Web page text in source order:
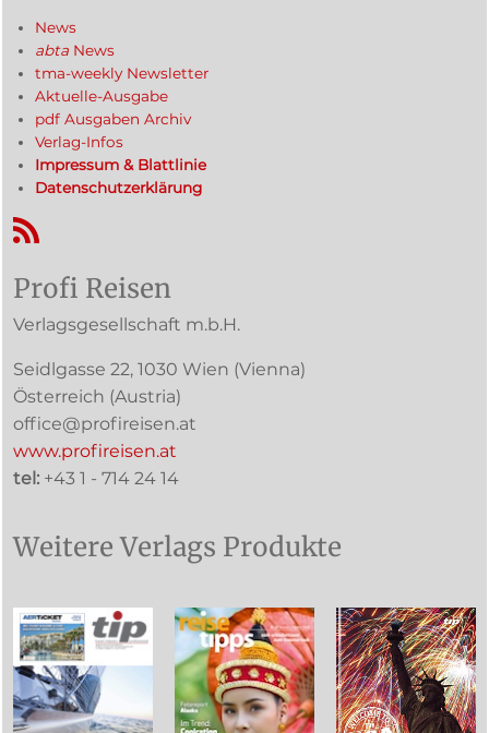
News
abta News
tma-weekly Newsletter
Aktuelle-Ausgabe
pdf Ausgaben Archiv
Verlag-Infos
Impressum & Blattlinie
Datenschutzerklärung
RSS-Feed
Profi Reisen
Verlagsgesellschaft m.b.H.
Seidlgasse 22, 1030 Wien (Vienna)
Österreich (Austria)
office@profireisen.at
www.profireisen.at
tel: +43 1 - 714 24 14
Weitere Verlags Produkte